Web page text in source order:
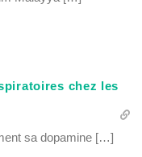
chez les
sa dopamine […]